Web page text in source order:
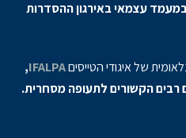
עצמאי באירגון ההסדרות
של איגודי הטייסיםIFALPA
,
רבים הקשורים לתעופה מסחרית.